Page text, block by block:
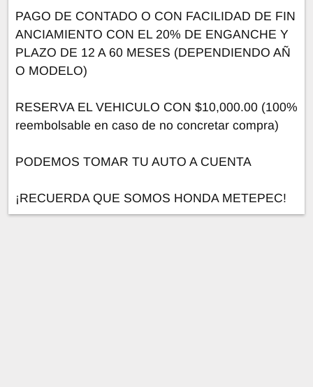
PAGO DE CONTADO O CON FACILIDAD DE FIN
ANCIAMIENTO CON EL 20% DE ENGANCHE Y
PLAZO DE 12 A 60 MESES (DEPENDIENDO AÑ
O MODELO)
RESERVA EL VEHICULO CON $10,000.00 (100%
reembolsable en caso de no concretar compra)
PODEMOS TOMAR TU AUTO A CUENTA
¡RECUERDA QUE SOMOS HONDA METEPEC!